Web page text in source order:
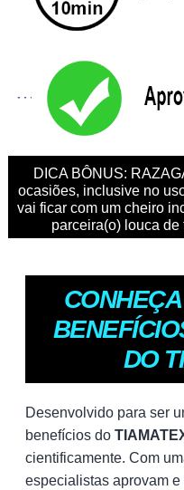
DICA BÔNUS:
ocasiões, inclusive no
vai ficar com um cheiro
parceira(o) louca de
DO
Desenvolvido para ser
benefícios do
cientificamente. Com
especialistas aprovam